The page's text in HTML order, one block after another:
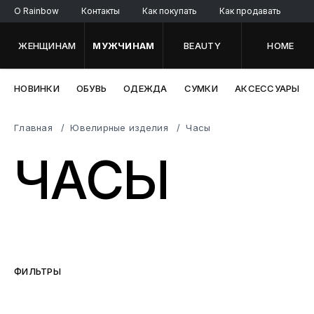
O Rainbow Контакты Как покупать Как продавать
ЖЕНЩИНАМ МУЖЧИНАМ BEAUTY HOME
НОВИНКИ ОБУВЬ ОДЕЖДА СУМКИ АКСЕССУАРЫ
Главная Ювелирные изделия Часы
ЧАСЫ
ФИЛЬТРЫ